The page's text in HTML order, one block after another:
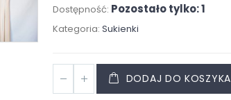
Dostępność: Pozostało tylko: 1
Kategoria: Sukienki
DODAJ DO KOSZYKA